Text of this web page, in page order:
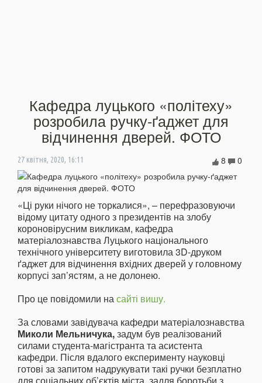
Кафедра луцького «політеху»
розробила ручку-ґаджет для
відчинення дверей. ФОТО
27 квітня, 2020, 16:11 0
8
«Ці руки нічого не торкалися», – перефразовуючи
відому цитату одного з президентів на злобу
короновірусним викликам, кафедра
матеріалознавства Луцького національного
технічного університету виготовила 3D-друком
ґаджет для відчинення вхідних дверей у головному
корпусі зап’ястям, а не долонею.
Про це повідомили насайті вишу.
За словами завідувача кафедри матеріалознавства
Миколи Мельничука,задум був реалізований
силами студента-магістранта та асистента
кафедри. Після вдалого експерименту науковці
готові за запитом надрукувати такі ручки безплатно
для соціальних об’єктів міста, задля боротьби з